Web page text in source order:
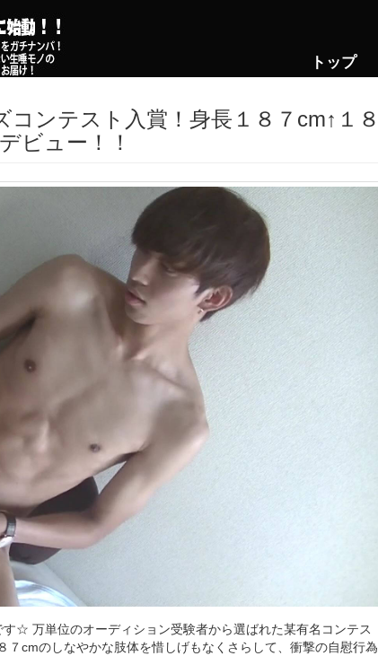
トップ
ンテスト入賞！身長１８７cm↑１８
ビュー！！
☆ 万単位のオーディション受験者から選ばれた某有名コンテス
cmのしなやかな肢体を惜しげもなくさらして、衝撃の自慰行為